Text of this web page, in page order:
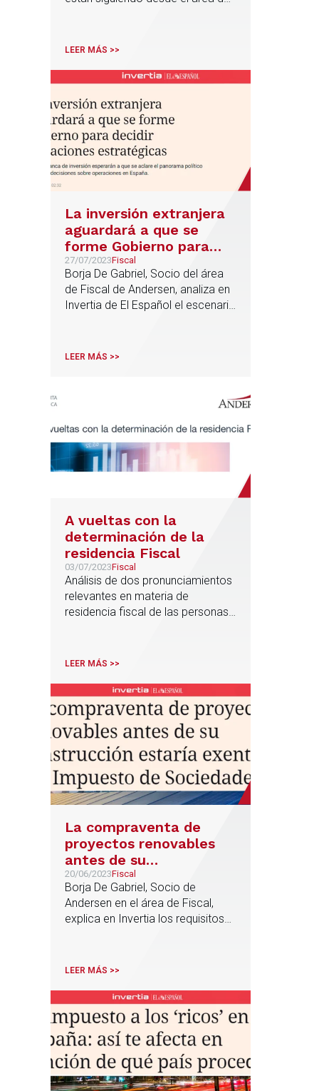
Tribunal Constitucional
LEER MÁS >>
La inversión extranjera
aguardará a que se
forme Gobierno para
decidir operaciones
estratégicas
27/07/2023Fiscal
Borja De Gabriel, Socio del área
de Fiscal de Andersen, analiza en
Invertia de El Español el escenario
LEER MÁS >>
A vueltas con la
determinación de la
residencia Fiscal
03/07/2023Fiscal
Análisis de dos pronunciamientos
relevantes en materia de
residencia fiscal de las personas
administraciones tributarias y la
permanencia en territorio español
LEER MÁS >>
La compraventa de
proyectos renovables
antes de su
construcción estaría
exenta del Impuesto de
Sociedades
20/06/2023Fiscal
Borja De Gabriel, Socio de
Andersen en el área de Fiscal,
explica en Invertia los requisitos
LEER MÁS >>